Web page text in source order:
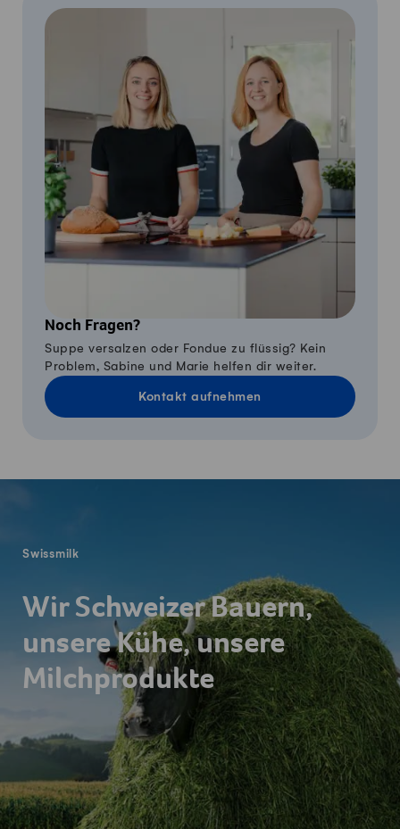
Noch Fragen?
Suppe versalzen oder Fondue zu flüssig? Kein
Problem, Sabine und Marie helfen dir weiter.
Kontakt aufnehmen
Swissmilk
Wir Schweizer Bauern,
unsere Kühe, unsere
Milchprodukte